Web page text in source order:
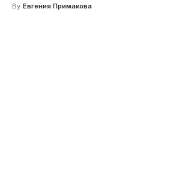
By Евгения Примакова